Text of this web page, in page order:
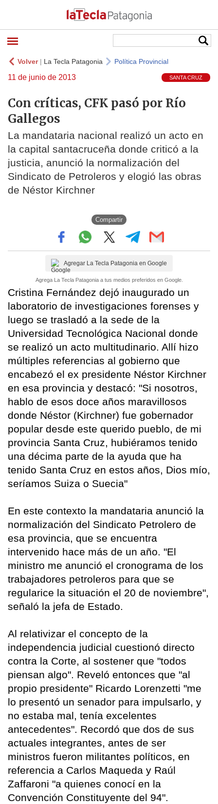
Volver| La Tecla Patagonia Política Provincial
11 de junio de 2013 SANTA CRUZ
Con críticas, CFK pasó por Río
Gallegos
La mandataria nacional realizó un acto en
la capital santacruceña donde criticó a la
justicia, anunció la normalización del
Sindicato de Petroleros y elogió las obras
de Néstor Kirchner
Compartir
Agregar La Tecla Patagonia en Google
Agrega La Tecla Patagonia a tus medios preferidos en Google.
Cristina Fernández dejó inaugurado un
laboratorio de investigaciones forenses y
luego se trasladó a la sede de la
Universidad Tecnológica Nacional donde
se realizó un acto multitudinario. Allí hizo
múltiples referencias al gobierno que
encabezó el ex presidente Néstor Kirchner
en esa provincia y destacó: "Si nosotros,
hablo de esos doce años maravillosos
donde Néstor (Kirchner) fue gobernador
popular desde este querido pueblo, de mi
provincia Santa Cruz, hubiéramos tenido
una décima parte de la ayuda que ha
tenido Santa Cruz en estos años, Dios mío,
seríamos Suiza o Suecia"
En este contexto la mandataria anunció la
normalización del Sindicato Petrolero de
esa provincia, que se encuentra
intervenido hace más de un año. "El
ministro me anunció el cronograma de los
trabajadores petroleros para que se
regularice la situación el 20 de noviembre",
señaló la jefa de Estado.
Al relativizar el concepto de la
independencia judicial cuestionó directo
contra la Corte, al sostener que "todos
piensan algo". Reveló entonces que "al
propio presidente" Ricardo Lorenzetti "me
lo presentó un senador para impulsarlo, y
no estaba mal, tenía excelentes
antecedentes". Recordó que dos de sus
actuales integrantes, antes de ser
ministros fueron militantes políticos, en
referencia a Carlos Maqueda y Raúl
Zaffaroni "a quienes conocí en la
Convención Constituyente del 94".